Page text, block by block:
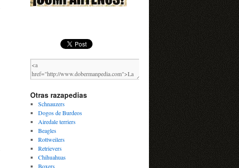
Otras razapedias
Schnauzers
Dogos de Burdeos
Airedale terriers
Beagles
Rottweilers
Retrievers
Chihuahuas
Boxers